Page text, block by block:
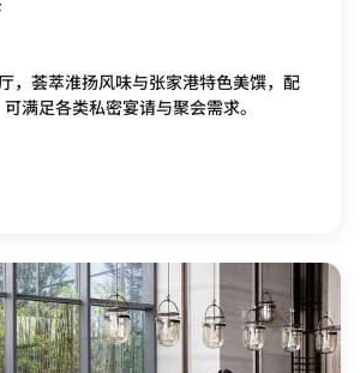
，荟萃淮扬风味与张家港特色美馔，配
满足各类私密宴请与聚会需求。